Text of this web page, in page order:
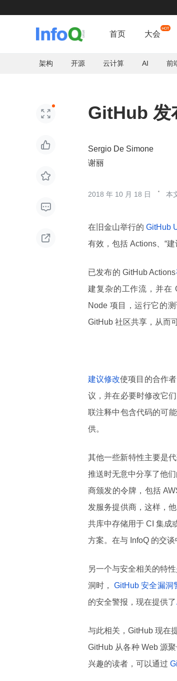
首页 大会
架构 开源 云计算 AI 前





GitHub 发
Sergio De Simone
谢丽
2018 年 10 月 18 日 本
在旧金山举行的 GitHub
有效，包括 Actions、“
已发布的 GitHub Actions
建复杂的工作流，并在
Node 项目，运行它的
GitHub 社区共享，从而
建议修改使项目的合作
议，并在必要时修改它
联注释中包含代码的可
供。
其他一些新特性主要是
推送时无意中分享了他
商颁发的令牌，包括
发服务提供商，这样，
共库中存储用于 CI 集成
方案。在与 InfoQ 的交
另一个与安全相关的特
洞时，
GitHub 安全漏洞
的安全警报，现在提供了
与此相关，GitHub 现在
GitHub 从各种 Web 源
兴趣的读者，可以通过